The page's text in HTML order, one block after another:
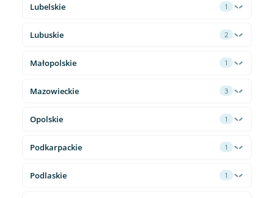
Lubelskie 1
Lubuskie 2
Małopolskie 1
Mazowieckie 3
Opolskie 1
Podkarpackie 1
Podlaskie 1